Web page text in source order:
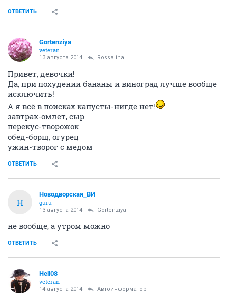
ОТВЕТИТЬ
Gortenziya
veteran
13 августа 2014 Rossalina
Привет, девочки!
Да, при похудении бананы и виноград лучше вообще
исключить!
А я всё в поисках капусты-нигде нет!
завтрак-омлет, сыр
перекус-творожок
обед-борщ, огурец
ужин-творог с медом
ОТВЕТИТЬ
Н
Новодворcкая_ВИ
guru
13 августа 2014 Gortenziya
не вообще, а утром можно
ОТВЕТИТЬ
Hell08
veteran
14 августа 2014 Автоинформатор